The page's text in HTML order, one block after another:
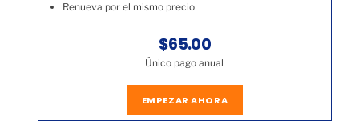
Renueva por el mismo precio
$65.00
Único pago anual
EMPEZAR AHORA